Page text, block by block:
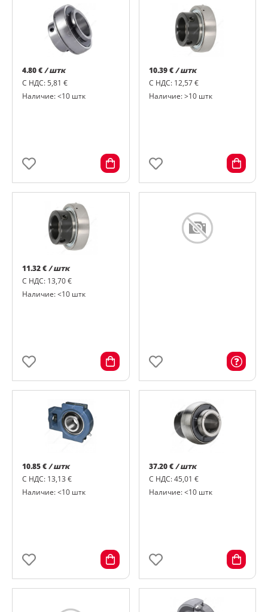
4.80 €/ штк
С НДС: 5,81 €
Наличие: <10 штк
10.39 € / штк
С НДС: 12,57 €
Наличие: >10 штк
11.32 €/ штк
С НДС: 13,70 €
Наличие: <10 штк
10.85 €/ штк
С НДС: 13,13 €
Наличие: <10 штк
37.20 € / штк
С НДС: 45,01 €
Наличие: <10 штк